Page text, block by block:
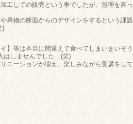
工しての販売という事でしたが、無理を言っ
果物の断面からのデザインをするという課題
)
】等は本当に間違えて食べてしまいまいそう
はしませんでした…(笑)
エーションが増え、楽しみながら受講をして